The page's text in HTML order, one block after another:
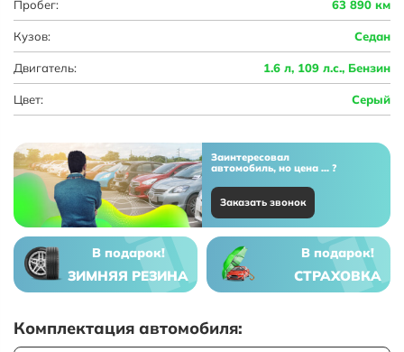
Пробег: 63 890 км
Кузов: Седан
Двигатель: 1.6 л, 109 л.с., Бензин
Цвет: Серый
Заинтересовал
автомобиль, но цена ... ?
Заказать звонок
В подарок!
ЗИМНЯЯ РЕЗИНА
В подарок!
СТРАХОВКА
Комплектация автомобиля: